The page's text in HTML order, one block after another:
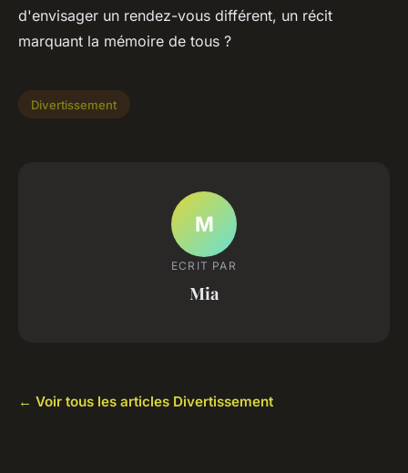
d'envisager un rendez-vous différent, un récit
marquant la mémoire de tous ?
Divertissement
M
ECRIT PAR
Mia
← Voir tous les articles Divertissement